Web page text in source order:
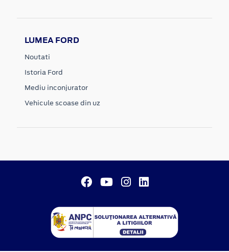
LUMEA FORD
Noutati
Istoria Ford
Mediu inconjurator
Vehicule scoase din uz